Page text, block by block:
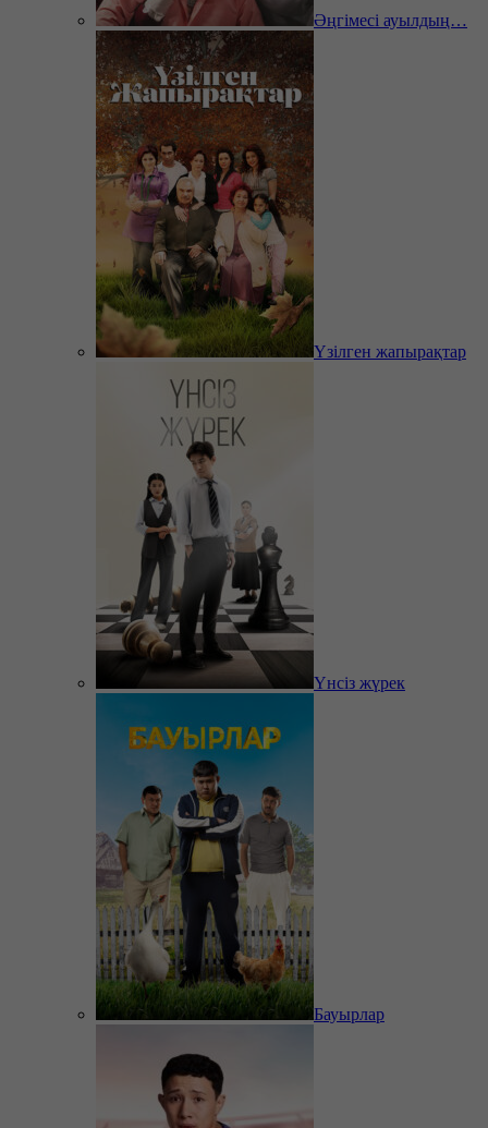
Әңгімесі ауылдың…
Үзілген жапырақтар
Үнсіз жүрек
Бауырлар